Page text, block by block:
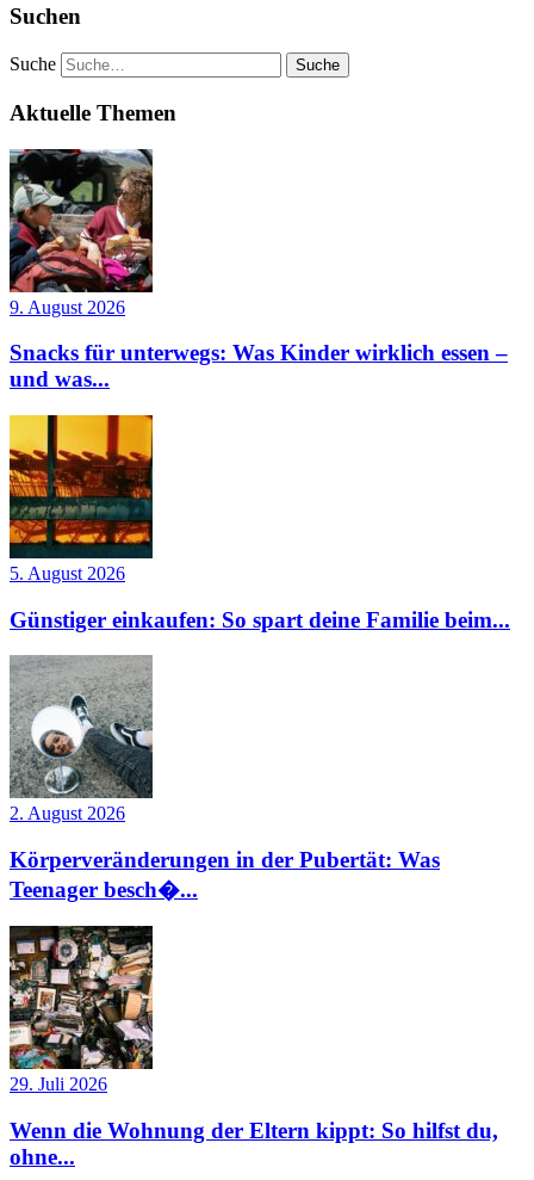
Suchen
Suche
Aktuelle Themen
9. August 2026
Snacks für unterwegs: Was Kinder wirklich essen –
und was...
5. August 2026
Günstiger einkaufen: So spart deine Familie beim...
2. August 2026
Körperveränderungen in der Pubertät: Was
Teenager besch�...
29. Juli 2026
Wenn die Wohnung der Eltern kippt: So hilfst du,
ohne...